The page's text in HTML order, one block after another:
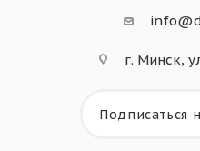
г. Минск,
Подписаться